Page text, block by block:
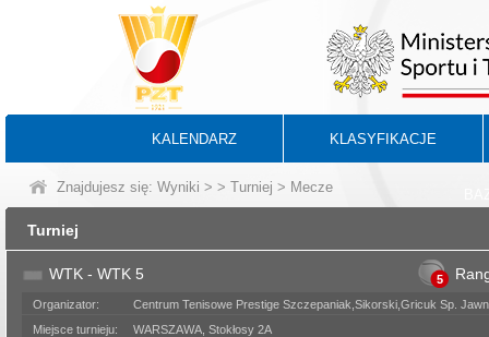
KALENDARZ KLASYFIKACJE
Znajdujesz się: Wyniki > > Turniej > Mecze
Turniej
WTK - WTK 5 5
Organizator:
Centrum Tenisowe Prestige Szczepaniak,Sikorski,Gricuk Sp.
Miejsce turnieju:
WARSZAWA, Stokłosy 2A